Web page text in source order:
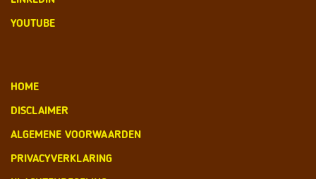
YOUTUBE
HOME
DISCLAIMER
ALGEMENE VOORWAARDEN
PRIVACYVERKLARING